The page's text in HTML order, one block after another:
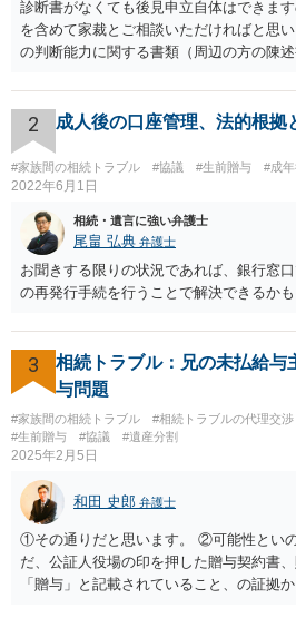
診断書がなくても後見申立自体はできま
を含めて家裁とご相談いただければと思
の判断能力に関する書類（周辺の方の陳
をしていただければそこから先は進むの
た、Aさんの意向を酌みすぎるあまりに
いる施設の問題もありますので、当該地
ご相談されるのもひとつの方法です。
2 成人後の口座管理、法的根拠
#家族間の相続トラブル #協議 #生前贈与 #成
2022年6月1日
相続・遺言に強い弁護士
尾畠 弘典 弁護士
お聞きする限りの状況であれば、銀行窓
の再発行手続を行うことで解決できるかも
3
相続トラブル：兄の未払給与
与問題
#家族間の相続トラブル #相続トラブルの代理交渉
#生前贈与
#協議 #遺産分割
2025年2月5日
和田 史郎 弁護士
①その通りだと思います。 ②可能性とい
だ、公証人役場の印を押した贈与契約書
「贈与」と記載されていること、の証拠